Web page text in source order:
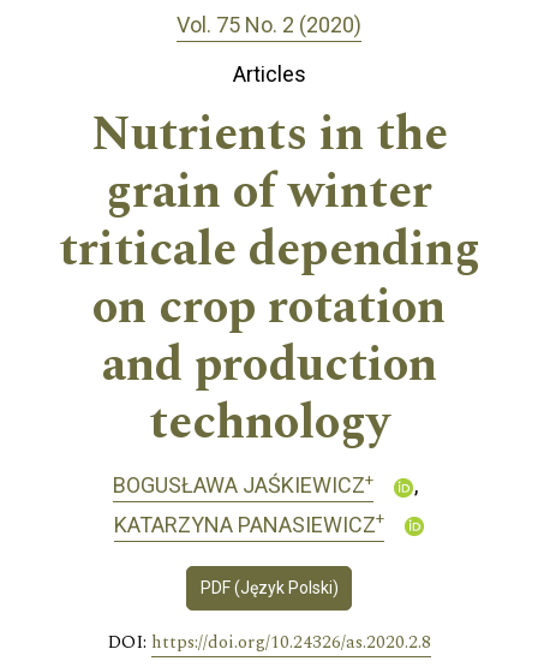
Vol. 75 No. 2 (2020)
Articles
Nutrients in the
grain of winter
triticale depending
on crop rotation
and production
technology
BOGUSŁAWA JAŚKIEWICZ+
KATARZYNA PANASIEWICZ+
PDF (Język Polski)
DOI: https://doi.org/10.24326/as.2020.2.8